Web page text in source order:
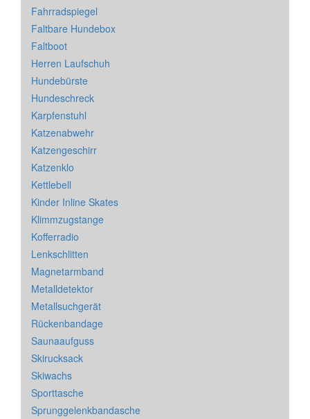
Fahrradspiegel
Faltbare Hundebox
Faltboot
Herren Laufschuh
Hundebürste
Hundeschreck
Karpfenstuhl
Katzenabwehr
Katzengeschirr
Katzenklo
Kettlebell
Kinder Inline Skates
Klimmzugstange
Kofferradio
Lenkschlitten
Magnetarmband
Metalldetektor
Metallsuchgerät
Rückenbandage
Saunaaufguss
Skirucksack
Skiwachs
Sporttasche
Sprunggelenkbandasche